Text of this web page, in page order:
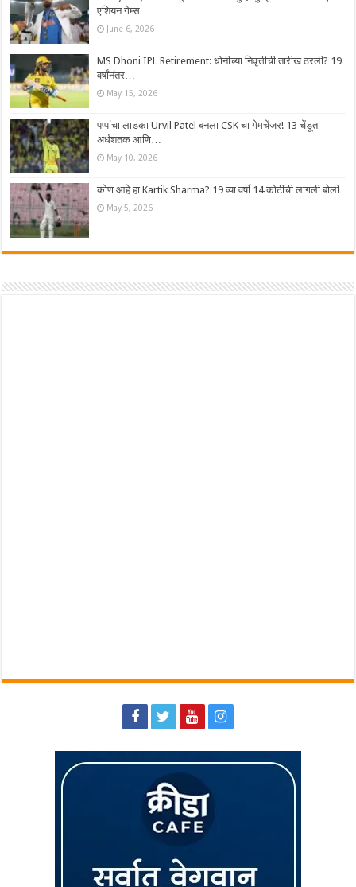
एशियन गेम्स…
June 6, 2026
MS Dhoni IPL Retirement: धोनीच्या निवृत्तीची तारीख ठरली? 19
वर्षांनंतर…
May 15, 2026
पप्पांचा लाडका Urvil Patel बनला CSK चा गेमचेंजर! 13 चेंडूत
अर्धशतक आणि…
May 10, 2026
कोण आहे हा Kartik Sharma? 19 व्या वर्षी 14 कोटींची लागली बोली
May 5, 2026